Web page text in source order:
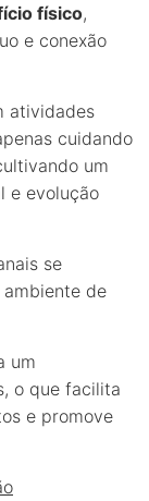
físico,
e conexão
atividades
cuidando
um
e evolução
se
ambiente de
um
o que facilita
e promove